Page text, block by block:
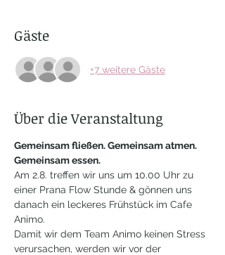
Gäste
+7 weitere Gäste
Über die Veranstaltung
Gemeinsam fließen. Gemeinsam atmen.
Gemeinsam essen.
Am 2.8. treffen wir uns um 10.00 Uhr zu
einer Prana Flow Stunde & gönnen uns
danach ein leckeres Frühstück im Cafe
Animo.
Damit wir dem Team Animo keinen Stress
verursachen, werden wir vor der